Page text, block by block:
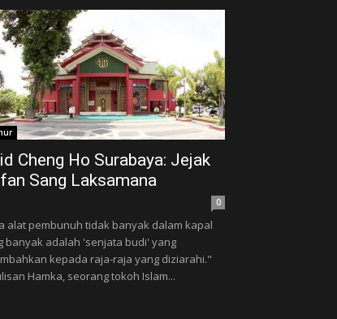
Cheng Ho Surabaya: Jejak
Sang Laksamana
0
alat pembunuh tidak banyak dalam kapal
banyak adalah 'senjata budi' yang
kepada raja-raja yang diziarahi."
Hamka, seorang tokoh Islam...